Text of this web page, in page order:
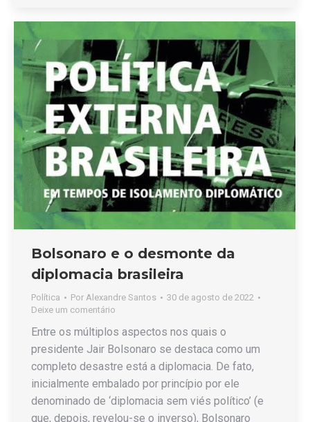
Bolsonaro e o desmonte da
diplomacia brasileira
Política Por Alexandre Santos
30 de agosto de 2022
Deixe um comentário
Entre os múltiplos aspectos nos quais o
presidente Jair Bolsonaro se destaca como um
completo desastre está a diplomacia. De fato,
inicialmente embalado por princípio por ele
denominado de ‘diplomacia sem viés político’ (e
que, depois, revelou-se o inverso), Bolsonaro